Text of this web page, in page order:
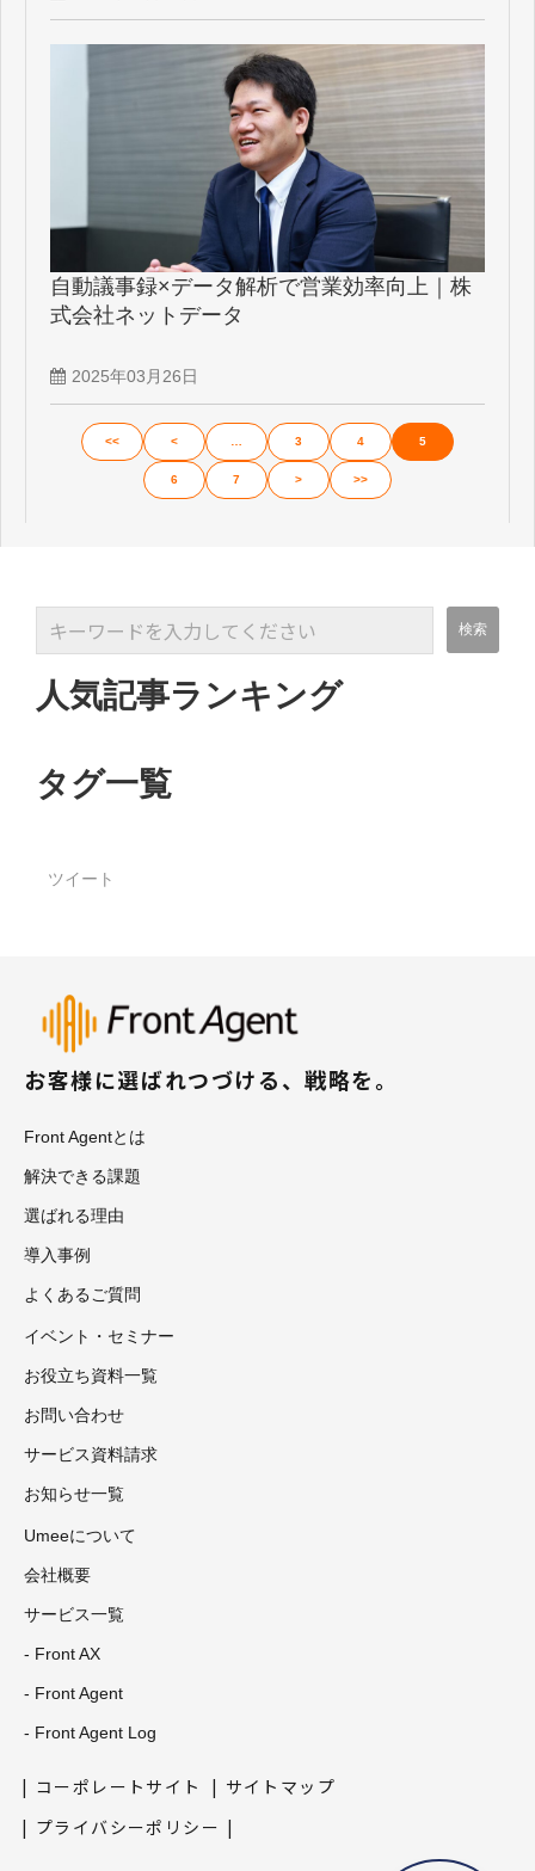
自動議事録×データ解析で営業効率向上｜株
式会社ネットデータ
2025年03月26日
<< < 3 4 5
6 7 > >>
人気記事ランキング
タグ一覧
ツイート
お客様に選ばれつづける、戦略を。
Front Agentとは
解決できる課題
選ばれる理由
導入事例
よくあるご質問
イベント・セミナー
お役立ち資料一覧
お問い合わせ
サービス資料請求
お知らせ一覧
Umeeについて
会社概要
サービス一覧
- Front AX
- Front Agent
- Front Agent Log
コーポレートサイト
サイトマップ
プライバシーポリシー